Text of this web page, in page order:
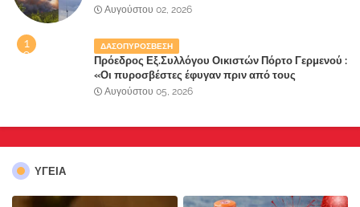
την λάθος διαχείριση της κατάσβεσης θα
Αυγούστου 02, 2026
ΔΑΣΟΠΥΡΟΣΒΕΣΗ
Πρόεδρος Εξ.Συλλόγου Οικιστών Πόρτο Γερμενού :
«Οι πυροσβέστες έφυγαν πριν από τους
κατοίκους»
Αυγούστου 05, 2026
ΥΓΕΙΑ